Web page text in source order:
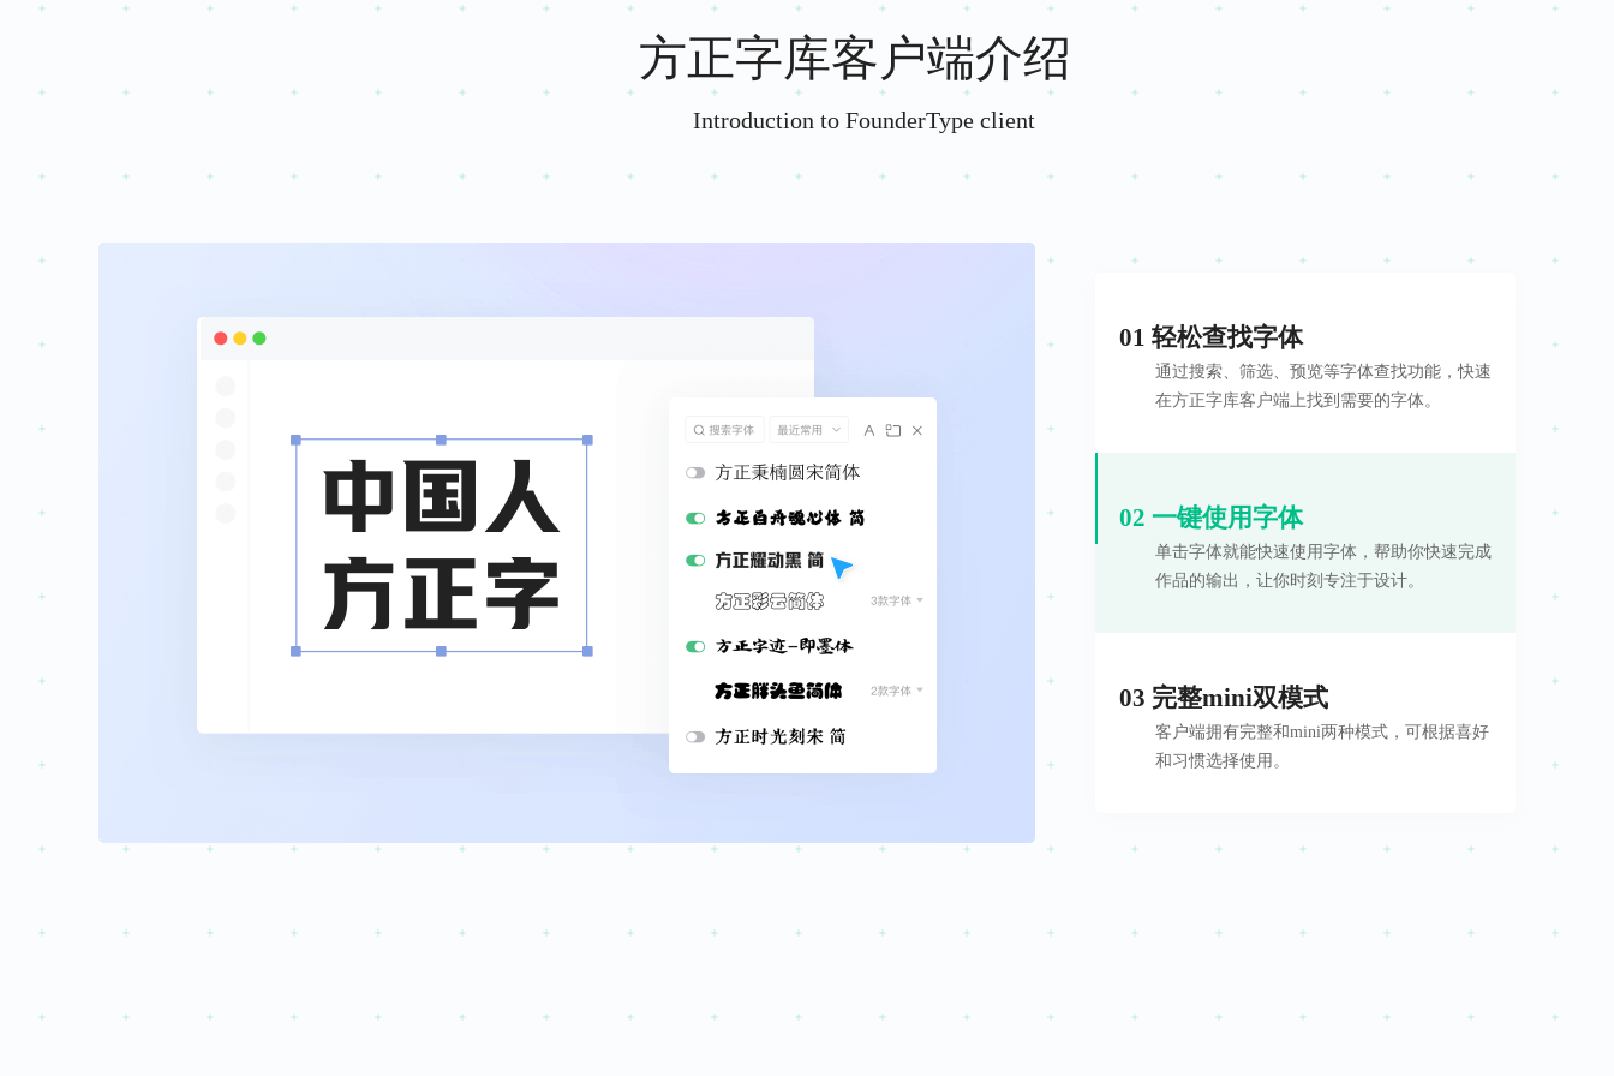
方正字库客户端介绍
Introduction to FounderType client
01 轻松查找字体
通过搜索、筛选、预览等字体查找功能，快速
在方正字库客户端上找到需要的字体。
02 一键使用字体
单击字体就能快速使用字体，帮助你快速完成
作品的输出，让你时刻专注于设计。
03 完整mini双模式
客户端拥有完整和mini两种模式，可根据喜好
和习惯选择使用。